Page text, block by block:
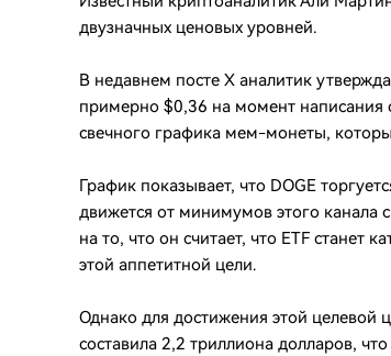
двузначных ценовых уровней.
В недавнем посте X аналитик
примерно $0,36 на момент написания
свечного графика мем-монеты,
График показывает, что DOGE
движется от минимумов этого канала
на то, что он считает, что ETF
этой аппетитной цели.
Однако для достижения этой целевой
составила 2,2 триллиона долларов,